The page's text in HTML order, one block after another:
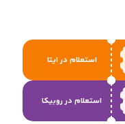
استعلام در ایتا
استعلام در روبیکا